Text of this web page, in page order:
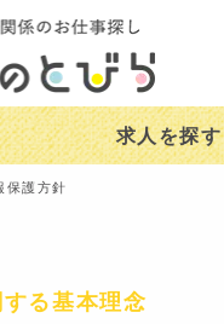
求人を探す
保護方針
る基本理念